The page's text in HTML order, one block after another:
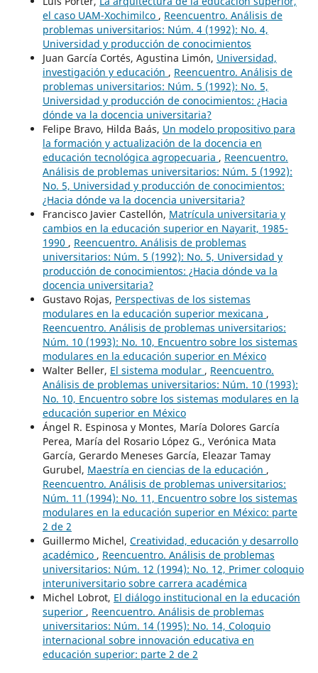
el caso UAM-Xochimilco , Reencuentro. Análisis de
problemas universitarios: Núm. 4 (1992): No. 4,
Universidad y producción de conocimientos
Juan García Cortés, Agustina Limón, Universidad,
investigación y educación , Reencuentro. Análisis de
problemas universitarios: Núm. 5 (1992): No. 5,
Universidad y producción de conocimientos: ¿Hacia
dónde va la docencia universitaria?
Felipe Bravo, Hilda Baás, Un modelo propositivo para
la formación y actualización de la docencia en
educación tecnológica agropecuaria , Reencuentro.
Análisis de problemas universitarios: Núm. 5 (1992):
No. 5, Universidad y producción de conocimientos:
¿Hacia dónde va la docencia universitaria?
Francisco Javier Castellón, Matrícula universitaria y
cambios en la educación superior en Nayarit, 1985-
1990 , Reencuentro. Análisis de problemas
universitarios: Núm. 5 (1992): No. 5, Universidad y
producción de conocimientos: ¿Hacia dónde va la
docencia universitaria?
Gustavo Rojas, Perspectivas de los sistemas
modulares en la educación superior mexicana ,
Reencuentro. Análisis de problemas universitarios:
Núm. 10 (1993): No. 10, Encuentro sobre los sistemas
modulares en la educación superior en México
Walter Beller, El sistema modular , Reencuentro.
Análisis de problemas universitarios: Núm. 10 (1993):
No. 10, Encuentro sobre los sistemas modulares en la
educación superior en México
Ángel R. Espinosa y Montes, María Dolores García
Perea, María del Rosario López G., Verónica Mata
García, Gerardo Meneses García, Eleazar Tamay
Gurubel, Maestría en ciencias de la educación ,
Reencuentro. Análisis de problemas universitarios:
Núm. 11 (1994): No. 11, Encuentro sobre los sistemas
modulares en la educación superior en México: parte
2 de 2
Guillermo Michel, Creatividad, educación y desarrollo
académico , Reencuentro. Análisis de problemas
universitarios: Núm. 12 (1994): No. 12, Primer coloquio
interuniversitario sobre carrera académica
Michel Lobrot, El diálogo institucional en la educación
superior , Reencuentro. Análisis de problemas
universitarios: Núm. 14 (1995): No. 14, Coloquio
internacional sobre innovación educativa en
educación superior: parte 2 de 2